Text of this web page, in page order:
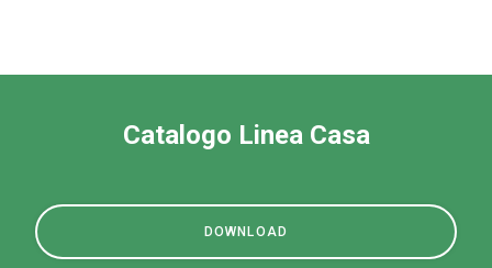
Catalogo Linea Casa
DOWNLOAD